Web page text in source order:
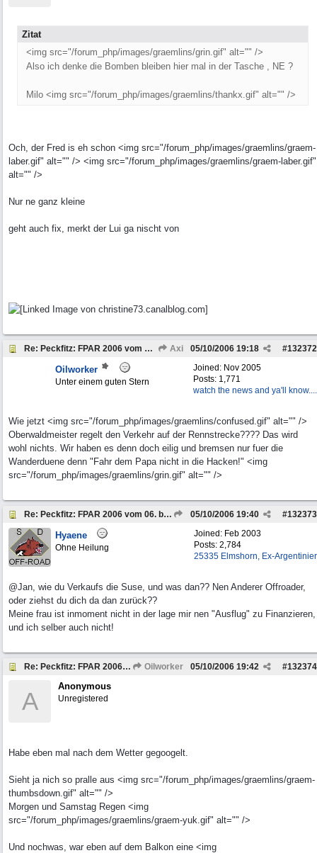
Zitat
<img src="/forum_php/images/graemlins/grin.gif" alt="" />
Also ich denke die Bomben bleiben hier mal in der Tasche , NE ?
Milo <img src="/forum_php/images/graemlins/thankx.gif" alt="" />
Och, der Fred is eh schon <img src="/forum_php/images/graemlins/graem-
laber.gif" alt="" /> <img src="/forum_php/images/graemlins/graem-laber.gif"
alt="" />
Nur ne ganz kleine
geht auch fix, merkt der Lui ga nischt von
Re: Peckfitz: FPAR 2006 vom 06. bis 08.10.2006 Axi #132372
05/10/2006 19:18
Joined: Nov 2005
Posts: 1,771
watch the news and ya'll know....
Oilworker
Unter einem guten Stern
Wie jetzt <img src="/forum_php/images/graemlins/confused.gif" alt="" />
Oberwaldmeister regelt den Verkehr auf der Rennstrecke???? Das wird
wohl nichts. Wir haben es denn doch eilig und bremsen nur fuer die
Wanderduene denn "Fahr dem Papa nicht in die Hacken!" <img
src="/forum_php/images/graemlins/grin.gif" alt="" />
Re: Peckfitz: FPAR 2006 vom 06. bis 08.10.2006 #132373
05/10/2006 19:40
Joined: Feb 2003
Posts: 2,784
25335 Elmshorn, Ex-Argentinier
Hyaene
Ohne Heilung
@Jan, wie du Verkaufs die Suse, und was dan?? Nen Anderer Offroader,
oder ziehst du dich da dan zurück??
Meine frau ist inmoment nicht in der lage mir nen "Ausflug" zu Finanzieren,
und ich selber auch nicht!
Re: Peckfitz: FPAR 2006 vom 06. bis 08.10.2006 Oilworker #132374
05/10/2006 19:42
A
Anonymous
Unregistered
Habe eben mal nach dem Wetter gegoogelt.
Sieht ja nich so pralle aus <img src="/forum_php/images/graemlins/graem-
thumbsdown.gif" alt="" />
Morgen und Samstag Regen <img
src="/forum_php/images/graemlins/graem-yuk.gif" alt="" />
Und nochwas, war eben auf dem Balkon eine <img